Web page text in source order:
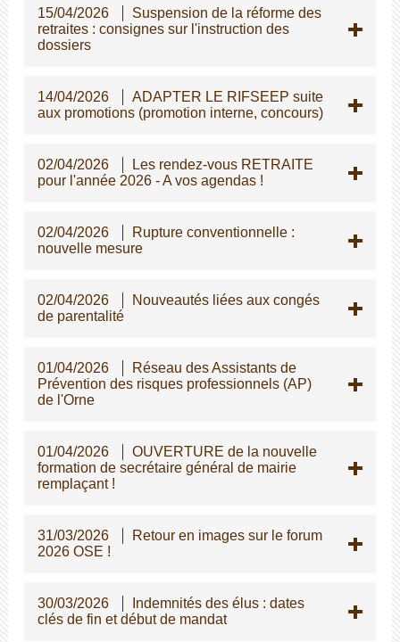
15/04/2026
Suspension de la réforme des
retraites : consignes sur l'instruction des
dossiers
14/04/2026
ADAPTER LE RIFSEEP suite
aux promotions (promotion interne, concours)
02/04/2026
Les rendez-vous RETRAITE
pour l'année 2026 - A vos agendas !
02/04/2026
Rupture conventionnelle :
nouvelle mesure
02/04/2026
Nouveautés liées aux congés
de parentalité
01/04/2026
Réseau des Assistants de
Prévention des risques professionnels (AP)
de l'Orne
01/04/2026
OUVERTURE de la nouvelle
formation de secrétaire général de mairie
remplaçant !
31/03/2026
Retour en images sur le forum
2026 OSE !
30/03/2026
Indemnités des élus : dates
clés de fin et début de mandat